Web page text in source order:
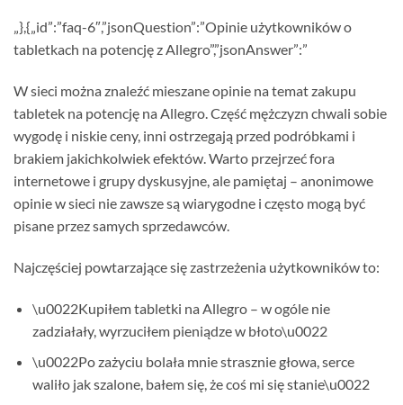
„},{„id”:”faq-6″,”jsonQuestion”:”Opinie użytkowników o
tabletkach na potencję z Allegro”,”jsonAnswer”:”
W sieci można znaleźć mieszane opinie na temat zakupu
tabletek na potencję na Allegro. Część mężczyzn chwali sobie
wygodę i niskie ceny, inni ostrzegają przed podróbkami i
brakiem jakichkolwiek efektów. Warto przejrzeć fora
internetowe i grupy dyskusyjne, ale pamiętaj – anonimowe
opinie w sieci nie zawsze są wiarygodne i często mogą być
pisane przez samych sprzedawców.
Najczęściej powtarzające się zastrzeżenia użytkowników to:
\u0022Kupiłem tabletki na Allegro – w ogóle nie
zadziałały, wyrzuciłem pieniądze w błoto\u0022
\u0022Po zażyciu bolała mnie strasznie głowa, serce
waliło jak szalone, bałem się, że coś mi się stanie\u0022